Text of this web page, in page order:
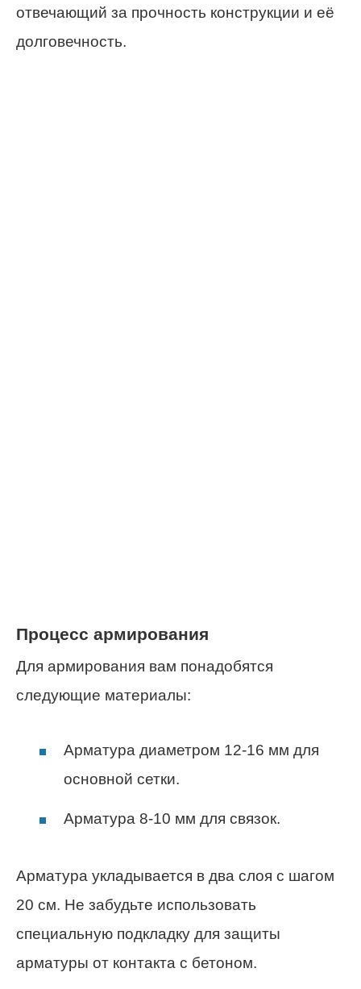
отвечающий за прочность конструкции и её
долговечность.
Процесс армирования
Для армирования вам понадобятся
следующие материалы:
Арматура диаметром 12-16 мм для
основной сетки.
Арматура 8-10 мм для связок.
Арматура укладывается в два слоя с шагом
20 см. Не забудьте использовать
специальную подкладку для защиты
арматуры от контакта с бетоном.